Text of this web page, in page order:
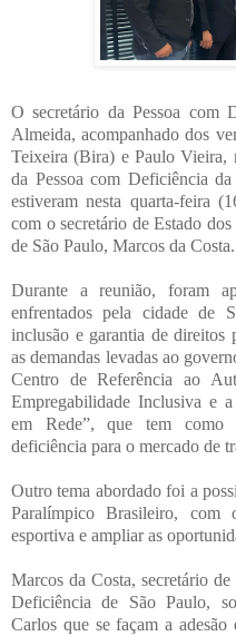
O secretário da Pessoa com
Almeida, acompanhado dos
Teixeira (Bira) e Paulo Vieira,
da Pessoa com Deficiência
estiveram nesta quarta-feira
com o secretário de Estado
de São Paulo, Marcos da Costa.
Durante a reunião, foram
enfrentados pela cidade de
inclusão e garantia de direitos
as demandas levadas ao
Centro de Referência ao
Empregabilidade Inclusiva e
em Rede”, que tem como
deficiência para o mercado de
Outro tema abordado foi a
Paralímpico Brasileiro,
esportiva e ampliar as
Marcos da Costa, secretário
Deficiência de São Paulo,
Carlos que se façam a